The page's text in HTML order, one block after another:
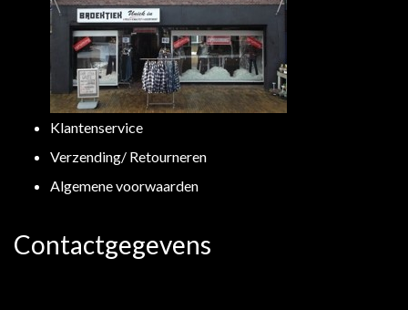
Klantenservice
Verzending/ Retourneren
Algemene voorwaarden
Contactgegevens